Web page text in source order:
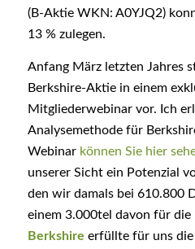
(B-Aktie WKN: A0YJQ2)
13 % zulegen.
Anfang März letzten Jahres
Berkshire-Aktie in einem
Mitgliederwebinar vor. Ich
Analysemethode für
Webinar können Sie hier
unserer Sicht ein Potenzial
den wir damals bei 610.800
einem 3.000tel davon für die
Berkshire erfüllte für uns